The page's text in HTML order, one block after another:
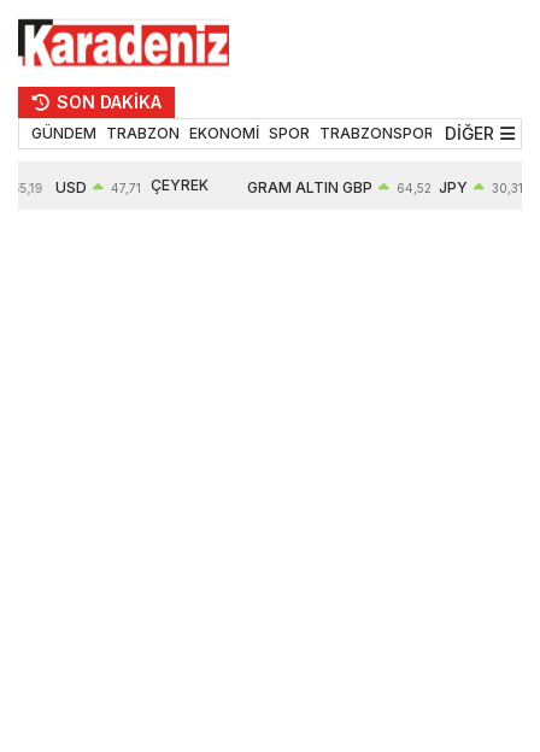
SON DAKİKA
GÜNDEM TRABZON EKONOMİ SPOR TRABZONSPOR TEKNOLOJİ
DİĞER
55,19 USD 47,71 ÇEYREK GRAM ALTIN GBP 64,52 JPY 30,31